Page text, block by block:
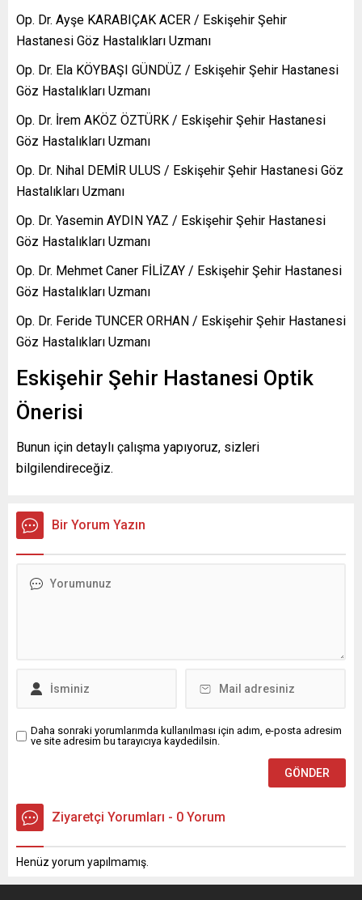
Op. Dr. Ayşe KARABIÇAK ACER / Eskişehir Şehir
Hastanesi Göz Hastalıkları Uzmanı
Op. Dr. Ela KÖYBAŞI GÜNDÜZ / Eskişehir Şehir Hastanesi
Göz Hastalıkları Uzmanı
Op. Dr. İrem AKÖZ ÖZTÜRK / Eskişehir Şehir Hastanesi
Göz Hastalıkları Uzmanı
Op. Dr. Nihal DEMİR ULUS / Eskişehir Şehir Hastanesi Göz
Hastalıkları Uzmanı
Op. Dr. Yasemin AYDIN YAZ / Eskişehir Şehir Hastanesi
Göz Hastalıkları Uzmanı
Op. Dr. Mehmet Caner FİLİZAY / Eskişehir Şehir Hastanesi
Göz Hastalıkları Uzmanı
Op. Dr. Feride TUNCER ORHAN / Eskişehir Şehir Hastanesi
Göz Hastalıkları Uzmanı
Eskişehir Şehir Hastanesi Optik
Önerisi
Bunun için detaylı çalışma yapıyoruz, sizleri
bilgilendireceğiz.
Bir Yorum Yazın
Daha sonraki yorumlarımda kullanılması için adım, e-posta adresim
ve site adresim bu tarayıcıya kaydedilsin.
Ziyaretçi Yorumları - 0 Yorum
Henüz yorum yapılmamış.